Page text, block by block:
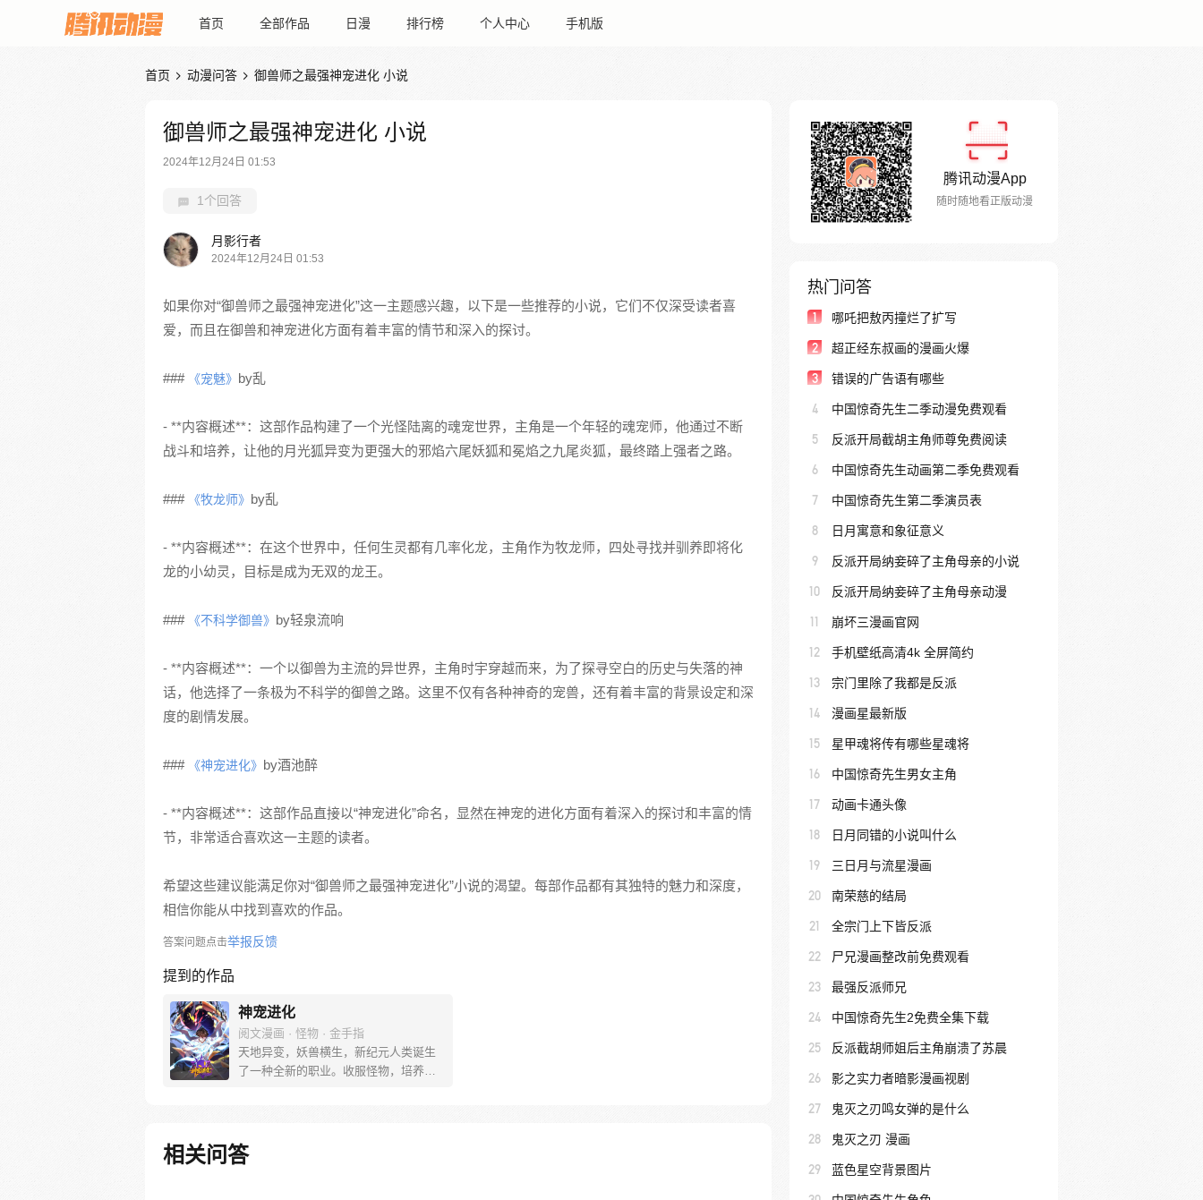
首页 全部作品 日漫 排行榜 个人中心 手机版
首页  动漫问答  御兽师之最强神宠进化 小说
御兽师之最强神宠进化 小说
2024年12月24日 01:53
1个回答
月影行者
2024年12月24日 01:53
如果你对“御兽师之最强神宠进化”这一主题感兴趣，以下是一些推荐的小说，它们不仅深受读者喜
爱，而且在御兽和神宠进化方面有着丰富的情节和深入的探讨。
### 《宠魅》 by乱
- **内容概述**：这部作品构建了一个光怪陆离的魂宠世界，主角是一个年轻的魂宠师，他通过不断
战斗和培养，让他的月光狐异变为更强大的邪焰六尾妖狐和冕焰之九尾炎狐，最终踏上强者之路。
### 《牧龙师》 by乱
- **内容概述**：在这个世界中，任何生灵都有几率化龙，主角作为牧龙师，四处寻找并驯养即将化
龙的小幼灵，目标是成为无双的龙王。
### 《不科学御兽》 by轻泉流响
- **内容概述**：一个以御兽为主流的异世界，主角时宇穿越而来，为了探寻空白的历史与失落的神
话，他选择了一条极为不科学的御兽之路。这里不仅有各种神奇的宠兽，还有着丰富的背景设定和深
度的剧情发展。
### 《神宠进化》 by酒池醉
- **内容概述**：这部作品直接以“神宠进化”命名，显然在神宠的进化方面有着深入的探讨和丰富的情
节，非常适合喜欢这一主题的读者。
希望这些建议能满足你对“御兽师之最强神宠进化”小说的渴望。每部作品都有其独特的魅力和深度，
相信你能从中找到喜欢的作品。
答案问题点击举报反馈
提到的作品
神宠进化
阅文漫画 · 怪物 · 金手指
天地异变，妖兽横生，新纪元人类诞生
了一种全新的职业。收服怪物，培养怪
我也能将他进化成一只翱翔九天的真
龙。 每周三、六更新
相关问答
腾讯动漫App
随时随地看正版动漫
热门问答
1 哪吒把敖丙撞烂了扩写
2 超正经东叔画的漫画火爆
3 错误的广告语有哪些
4 中国惊奇先生二季动漫免费观看
5 反派开局截胡主角师尊免费阅读
6 中国惊奇先生动画第二季免费观看
7 中国惊奇先生第二季演员表
8 日月寓意和象征意义
9 反派开局纳妾碎了主角母亲的小说
10 反派开局纳妾碎了主角母亲动漫
11 崩坏三漫画官网
12 手机壁纸高清4k 全屏简约
13 宗门里除了我都是反派
14 漫画星最新版
15 星甲魂将传有哪些星魂将
16 中国惊奇先生男女主角
17 动画卡通头像
18 日月同错的小说叫什么
19 三日月与流星漫画
20 南荣慈的结局
21 全宗门上下皆反派
22 尸兄漫画整改前免费观看
23 最强反派师兄
24 中国惊奇先生2免费全集下载
25 反派截胡师姐后主角崩溃了苏晨
26 影之实力者暗影漫画视剧
27 鬼灭之刃鸣女弹的是什么
28 鬼灭之刃 漫画
29 蓝色星空背景图片